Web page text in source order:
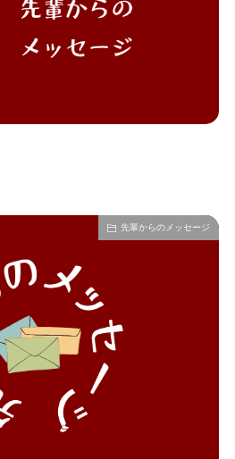
先輩からのメッセージ